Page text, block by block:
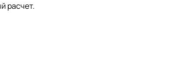
расчет.